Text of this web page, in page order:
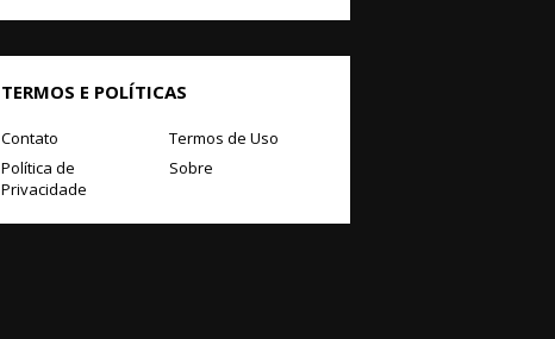
TERMOS E POLÍTICAS
Contato
Termos de Uso
Política de
Privacidade
Sobre